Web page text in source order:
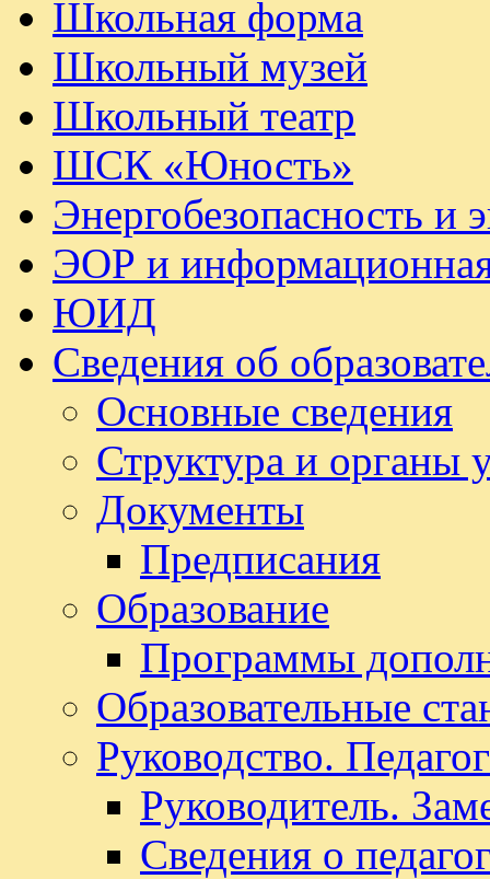
Школьная форма
Школьный музей
Школьный театр
ШСК «Юность»
Энергобезопасность и
ЭОР и информационная
ЮИД
Сведения об
Основные сведения
Структура и органы
Документы
Предписания
Образование
Программы
Образовательные
Руководство.
Руководитель.
Сведения о